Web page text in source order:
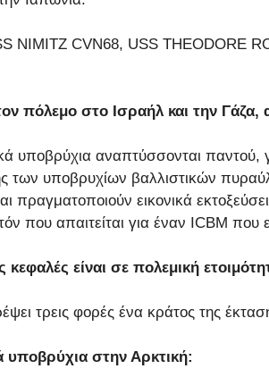
NIMITZ CVN68, USS THEODORE
πόλεμο στο Ισραήλ και την Γάζα,
υποβρύχια αναπτύσσονται
των υποβρυχίων βαλλιστικών
πραγματοποιούν εικονικά
που απαιτείται για έναν ICBM που
κεφαλές είναι σε πολεμική
τρεις φορές ένα κράτος της
υποβρύχια στην Αρκτική: